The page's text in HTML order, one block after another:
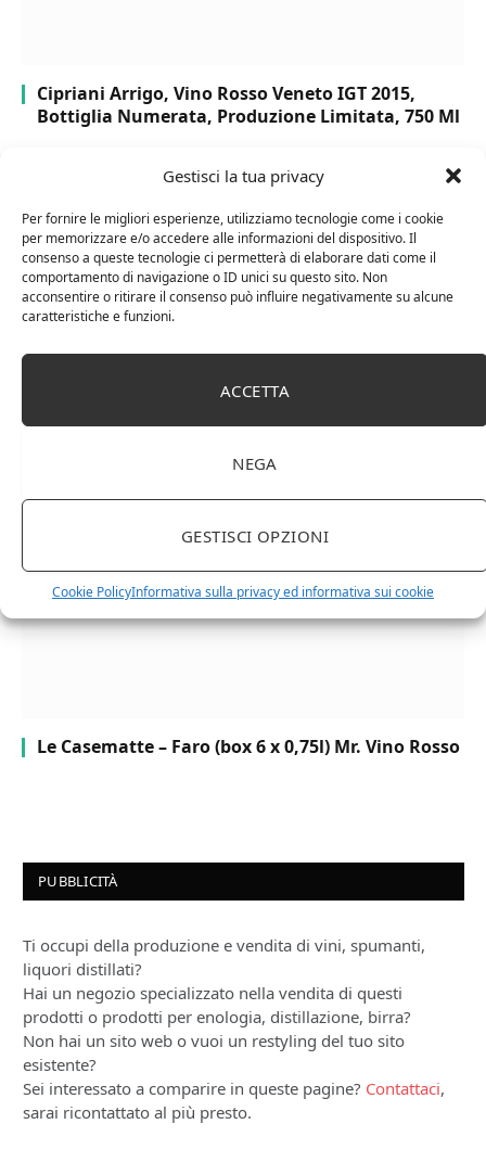
Gestisci la tua privacy
Per fornire le migliori esperienze, utilizziamo tecnologie come i cookie
per memorizzare e/o accedere alle informazioni del dispositivo. Il
consenso a queste tecnologie ci permetterà di elaborare dati come il
comportamento di navigazione o ID unici su questo sito. Non
acconsentire o ritirare il consenso può influire negativamente su alcune
caratteristiche e funzioni.
ACCETTA
NEGA
GESTISCI OPZIONI
Cookie PolicyInformativa sulla privacy ed informativa sui cookie
Cipriani Arrigo, Vino Rosso Veneto IGT 2015,
Bottiglia Numerata, Produzione Limitata, 750 Ml
Le Casematte – Faro (box 6 x 0,75l) Mr. Vino Rosso
PUBBLICITÀ
Ti occupi della produzione e vendita di vini, spumanti,
liquori distillati?
Hai un negozio specializzato nella vendita di questi
prodotti o prodotti per enologia, distillazione, birra?
Non hai un sito web o vuoi un restyling del tuo sito
esistente?
Sei interessato a comparire in queste pagine? Contattaci,
sarai ricontattato al più presto.